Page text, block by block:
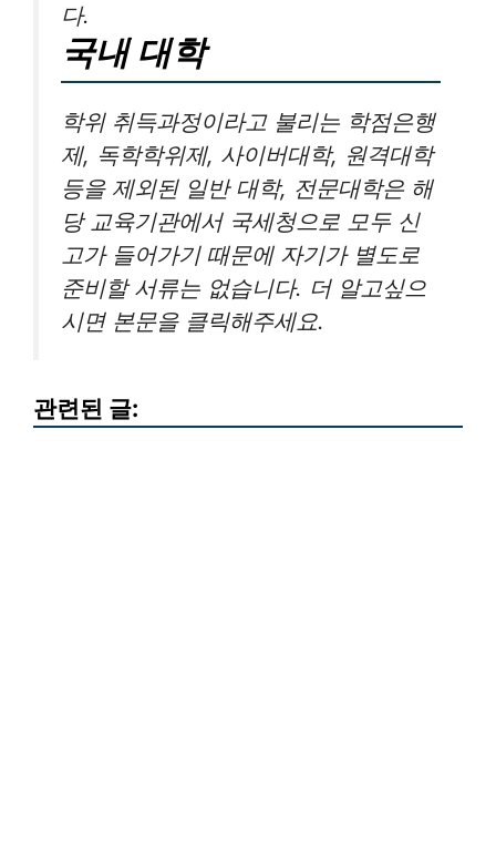
다.
국내 대학
학위 취득과정이라고 불리는 학점은행
제, 독학학위제, 사이버대학, 원격대학
등을 제외된 일반 대학, 전문대학은 해
당 교육기관에서 국세청으로 모두 신
고가 들어가기 때문에 자기가 별도로
준비할 서류는 없습니다. 더 알고싶으
시면 본문을 클릭해주세요.
관련된 글: